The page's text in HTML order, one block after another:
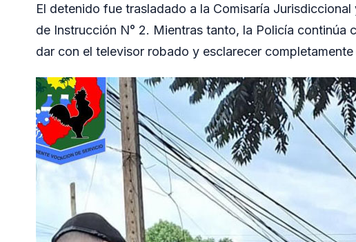
El detenido fue trasladado a la Comisaría
de Instrucción N° 2. Mientras tanto, la Policía continúa
dar con el televisor robado y esclarecer completamente